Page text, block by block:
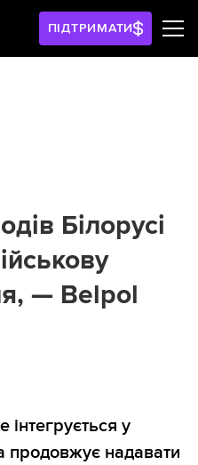
ПІДТРИМАТИ
Білорусі
— Belpol
інтегрується у
продовжує надавати